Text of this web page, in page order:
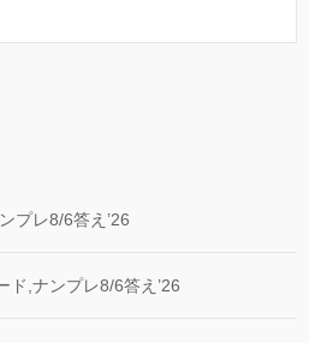
プレ8/6答え’26
ド,ナンプレ8/6答え’26